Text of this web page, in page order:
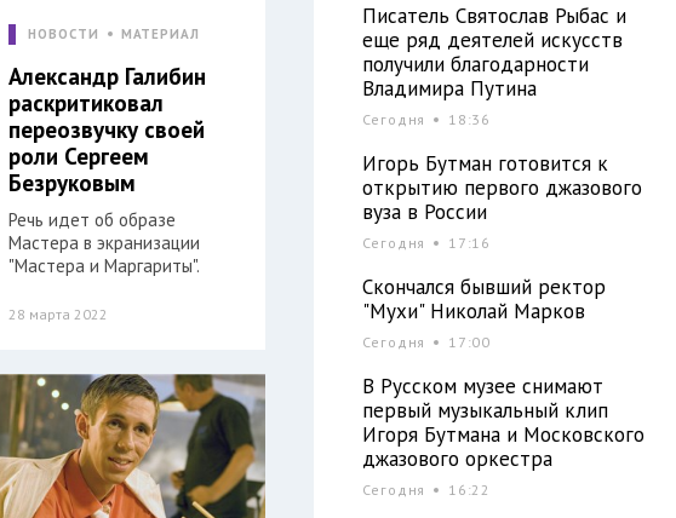
НОВОСТИ МАТЕРИАЛ
Александр Галибин
раскритиковал
переозвучку своей
роли Сергеем
Безруковым
Речь идет об образе
Мастера в экранизации
"Мастера и Маргариты".
28 марта 2022
Писатель Святослав Рыбас и
еще ряд деятелей искусств
получили благодарности
Владимира Путина
Сегодня 18:36
Игорь Бутман готовится к
открытию первого джазового
вуза в России
Сегодня 17:16
Скончался бывший ректор
"Мухи" Николай Марков
Сегодня 17:00
В Русском музее снимают
первый музыкальный клип
Игоря Бутмана и Московского
джазового оркестра
Сегодня 16:22